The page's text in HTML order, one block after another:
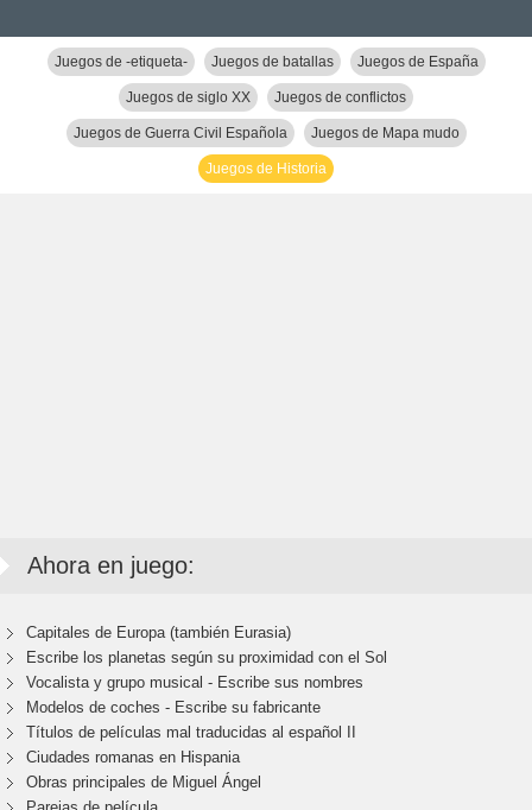
Juegos de -etiqueta- Juegos de batallas Juegos de España
Juegos de siglo XX Juegos de conflictos
Juegos de Guerra Civil Española Juegos de Mapa mudo
Juegos de Historia
Ahora en juego:
Capitales de Europa (también Eurasia)
Escribe los planetas según su proximidad con el Sol
Vocalista y grupo musical - Escribe sus nombres
Modelos de coches - Escribe su fabricante
Títulos de películas mal traducidas al español II
Ciudades romanas en Hispania
Obras principales de Miguel Ángel